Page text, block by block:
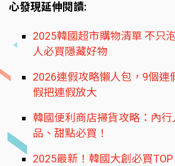
心發現延伸閱讀:
2025韓國超市購物清單 不只
人必買隱藏好物
2026連假攻略懶人包，9個連
假把連假放大
韓國便利商店掃貨攻略：內
品、甜點必買！
2025最新！韓國大創必買